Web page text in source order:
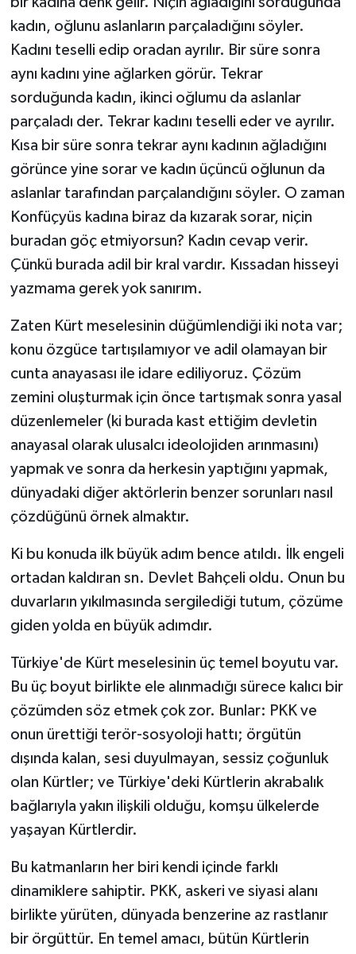
kadın, oğlunu aslanların parçaladığını söyler.
Kadını teselli edip oradan ayrılır. Bir süre sonra
aynı kadını yine ağlarken görür. Tekrar
sorduğunda kadın, ikinci oğlumu da aslanlar
parçaladı der. Tekrar kadını teselli eder ve ayrılır.
Kısa bir süre sonra tekrar aynı kadının ağladığını
görünce yine sorar ve kadın üçüncü oğlunun da
aslanlar tarafından parçalandığını söyler. O zaman
Konfüçyüs kadına biraz da kızarak sorar, niçin
buradan göç etmiyorsun? Kadın cevap verir.
Çünkü burada adil bir kral vardır. Kıssadan hisseyi
yazmama gerek yok sanırım.
Zaten Kürt meselesinin düğümlendiği iki nota var;
konu özgüce tartışılamıyor ve adil olamayan bir
cunta anayasası ile idare ediliyoruz. Çözüm
zemini oluşturmak için önce tartışmak sonra yasal
düzenlemeler (ki burada kast ettiğim devletin
anayasal olarak ulusalcı ideolojiden arınmasını)
yapmak ve sonra da herkesin yaptığını yapmak,
dünyadaki diğer aktörlerin benzer sorunları nasıl
çözdüğünü örnek almaktır.
Ki bu konuda ilk büyük adım bence atıldı. İlk engeli
ortadan kaldıran sn. Devlet Bahçeli oldu. Onun bu
duvarların yıkılmasında sergilediği tutum, çözüme
giden yolda en büyük adımdır.
Türkiye'de Kürt meselesinin üç temel boyutu var.
Bu üç boyut birlikte ele alınmadığı sürece kalıcı bir
çözümden söz etmek çok zor. Bunlar: PKK ve
onun ürettiği terör-sosyoloji hattı; örgütün
dışında kalan, sesi duyulmayan, sessiz çoğunluk
olan Kürtler; ve Türkiye'deki Kürtlerin akrabalık
bağlarıyla yakın ilişkili olduğu, komşu ülkelerde
yaşayan Kürtlerdir.
Bu katmanların her biri kendi içinde farklı
dinamiklere sahiptir. PKK, askeri ve siyasi alanı
birlikte yürüten, dünyada benzerine az rastlanır
bir örgüttür. En temel amacı, bütün Kürtlerin